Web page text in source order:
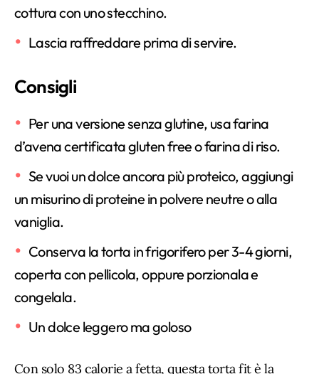
cottura con uno stecchino.
Lascia raffreddare prima di servire.
Consigli
Per una versione senza glutine, usa farina
d’avena certificata gluten free o farina di riso.
Se vuoi un dolce ancora più proteico, aggiungi
un misurino di proteine in polvere neutre o alla
vaniglia.
Conserva la torta in frigorifero per 3-4 giorni,
coperta con pellicola, oppure porzionala e
congelala.
Un dolce leggero ma goloso
Con solo 83 calorie a fetta, questa torta fit è la